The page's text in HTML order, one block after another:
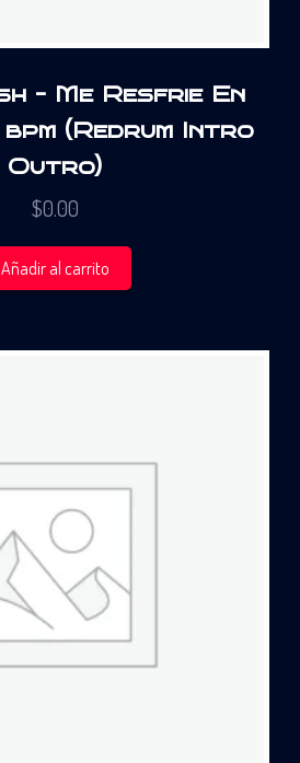
– Me Resfrie En
(Redrum Intro
Outro)
$0.00
Añadir al carrito